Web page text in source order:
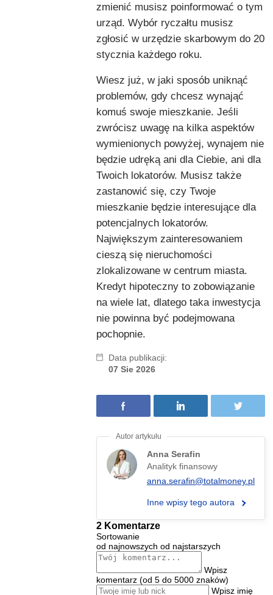
zmienić musisz poinformować o tym
urząd. Wybór ryczałtu musisz
zgłosić w urzędzie skarbowym do 20
stycznia każdego roku.
Wiesz już, w jaki sposób uniknąć
problemów, gdy chcesz wynająć
komuś swoje mieszkanie. Jeśli
zwrócisz uwagę na kilka aspektów
wymienionych powyżej, wynajem nie
będzie udręką ani dla Ciebie, ani dla
Twoich lokatorów. Musisz także
zastanowić się, czy Twoje
mieszkanie będzie interesujące dla
potencjalnych lokatorów.
Największym zainteresowaniem
cieszą się nieruchomości
zlokalizowane w centrum miasta.
Kredyt hipoteczny to zobowiązanie
na wiele lat, dlatego taka inwestycja
nie powinna być podejmowana
pochopnie.
Data publikacji:
07 Sie 2026
Anna Serafin
Analityk finansowy
anna.serafin@totalmoney.pl
Inne wpisy tego autora
2 Komentarze
Sortowanie
od najnowszych od najstarszych
Wpisz
komentarz (od 5 do 5000 znaków)
Wpisz imię